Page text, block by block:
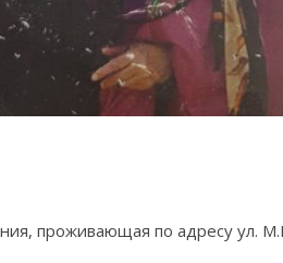
проживающая по адресу ул.